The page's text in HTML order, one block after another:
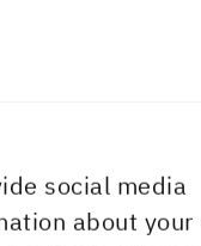
social media
about your